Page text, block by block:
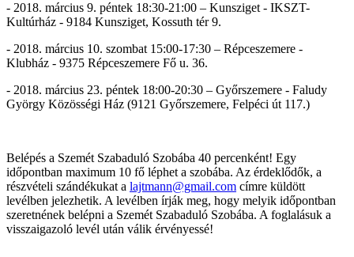
- 2018. március 9. péntek 18:30-21:00 – Kunsziget - IKSZT-
Kultúrház - 9184 Kunsziget, Kossuth tér 9.
- 2018. március 10. szombat 15:00-17:30 – Répceszemere -
Klubház - 9375 Répceszemere Fő u. 36.
- 2018. március 23. péntek 18:00-20:30 – Győrszemere - Faludy
György Közösségi Ház (9121 Győrszemere, Felpéci út 117.)
Belépés a Szemét Szabaduló Szobába 40 percenként! Egy
időpontban maximum 10 fő léphet a szobába. Az érdeklődők, a
részvételi szándékukat a lajtmann@gmail.com címre küldött
levélben jelezhetik. A levélben írják meg, hogy melyik időpontban
szeretnének belépni a Szemét Szabaduló Szobába. A foglalásuk a
visszaigazoló levél után válik érvényessé!